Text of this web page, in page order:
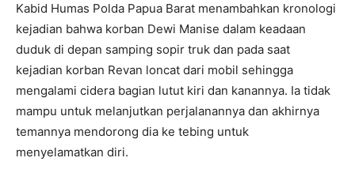
Kabid Humas Polda Papua Barat menambahkan kronologi
kejadian bahwa korban Dewi Manise dalam keadaan
duduk di depan samping sopir truk dan pada saat
kejadian korban Revan loncat dari mobil sehingga
mengalami cidera bagian lutut kiri dan kanannya. Ia tidak
mampu untuk melanjutkan perjalanannya dan akhirnya
temannya mendorong dia ke tebing untuk
menyelamatkan diri.